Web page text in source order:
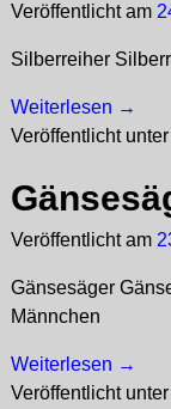
Veröffentlicht am
Silberreiher
Weiterlesen →
Veröffentlicht unter
Veröffentlicht am
Gänsesäger
Männchen
Weiterlesen →
Veröffentlicht unter